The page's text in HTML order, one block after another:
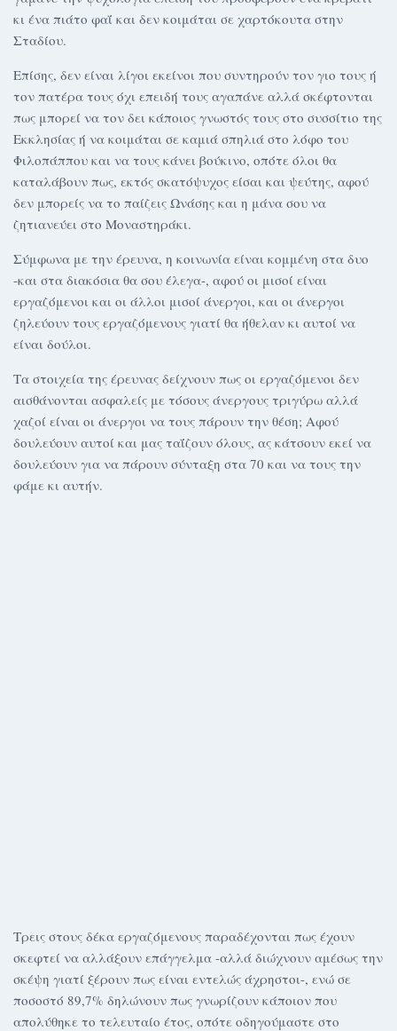
κι ένα πιάτο φαΐ και δεν κοιμάται σε χαρτόκουτα στην
Σταδίου.
Επίσης, δεν είναι λίγοι εκείνοι που συντηρούν τον γιο τους ή
τον πατέρα τους όχι επειδή τους αγαπάνε αλλά σκέφτονται
πως μπορεί να τον δει κάποιος γνωστός τους στο συσσίτιο της
Εκκλησίας ή να κοιμάται σε καμιά σπηλιά στο λόφο του
Φιλοπάππου και να τους κάνει βούκινο, οπότε όλοι θα
καταλάβουν πως, εκτός σκατόψυχος είσαι και ψεύτης, αφού
δεν μπορείς να το παίζεις Ωνάσης και η μάνα σου να
ζητιανεύει στο Μοναστηράκι.
Σύμφωνα με την έρευνα, η κοινωνία είναι κομμένη στα δυο
-και στα διακόσια θα σου έλεγα-, αφού οι μισοί είναι
εργαζόμενοι και οι άλλοι μισοί άνεργοι, και οι άνεργοι
ζηλεύουν τους εργαζόμενους γιατί θα ήθελαν κι αυτοί να
είναι δούλοι.
Τα στοιχεία της έρευνας δείχνουν πως οι εργαζόμενοι δεν
αισθάνονται ασφαλείς με τόσους άνεργους τριγύρω αλλά
χαζοί είναι οι άνεργοι να τους πάρουν την θέση; Αφού
δουλεύουν αυτοί και μας ταΐζουν όλους, ας κάτσουν εκεί να
δουλεύουν για να πάρουν σύνταξη στα 70 και να τους την
φάμε κι αυτήν.
Τρεις στους δέκα εργαζόμενους παραδέχονται πως έχουν
σκεφτεί να αλλάξουν επάγγελμα -αλλά διώχνουν αμέσως την
σκέψη γιατί ξέρουν πως είναι εντελώς άχρηστοι-, ενώ σε
ποσοστό 89,7% δηλώνουν πως γνωρίζουν κάποιον που
απολύθηκε το τελευταίο έτος, οπότε οδηγούμαστε στο